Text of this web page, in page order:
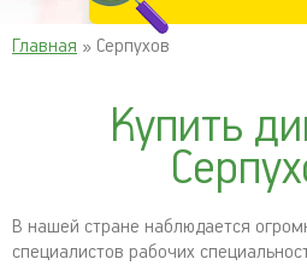
Главная » Серпухов
Купить
В нашей стране наблюдается
специалистов рабочих